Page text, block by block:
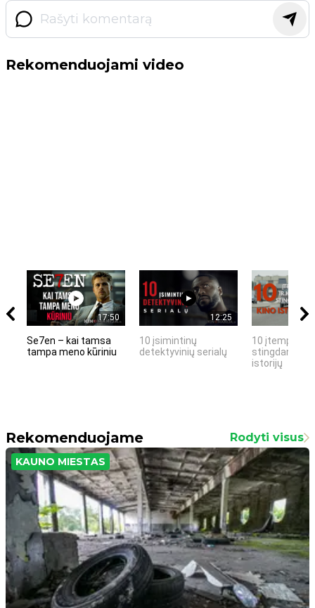
Rekomenduojami video
17:50
Se7en – kai tamsa
tampa meno kūriniu
12:25
10 įsimintinų
detektyvinių serialų
10 įtemptų,
stingdančių
istorijų
Rekomenduojame Rodyti visus
KAUNO MIESTAS